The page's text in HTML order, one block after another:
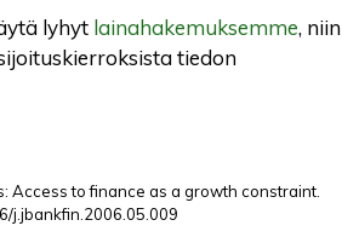
lyhyt lainahakemuksemme, niin
tiedon
Access to finance as a growth constraint.
j.jbankfin.2006.05.009